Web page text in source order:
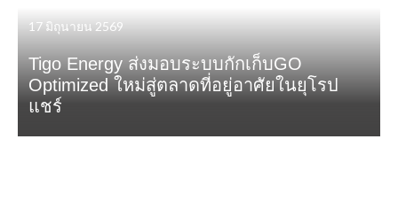
17 มิถุนายน 2569
Tigo Energy ส่งมอบระบบกักเก็บGO
Optimized ใหม่สู่ตลาดที่อยู่อาศัยในยุโรป
แชร์